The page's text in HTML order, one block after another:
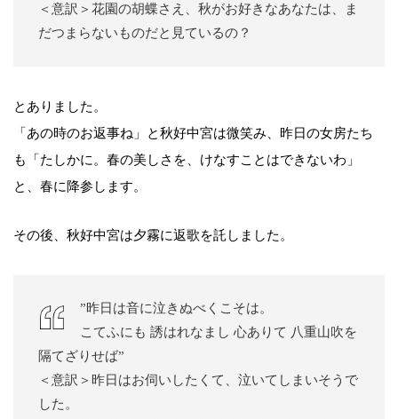
＜意訳＞花園の胡蝶さえ、秋がお好きなあなたは、ま
だつまらないものだと見ているの？
とありました。
「あの時のお返事ね」と秋好中宮は微笑み、昨日の女房たち
も「たしかに。春の美しさを、けなすことはできないわ」
と、春に降参します。
その後、秋好中宮は夕霧に返歌を託しました。
”昨日は音に泣きぬべくこそは。
こてふにも 誘はれなまし 心ありて 八重山吹を
隔てざりせば”
＜意訳＞昨日はお伺いしたくて、泣いてしまいそうで
した。